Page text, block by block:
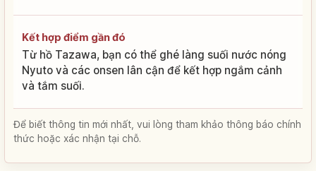
Kết hợp điểm gần đó
Từ hồ Tazawa, bạn có thể ghé làng suối nước nóng
Nyuto và các onsen lân cận để kết hợp ngắm cảnh
và tắm suối.
Để biết thông tin mới nhất, vui lòng tham khảo thông báo chính
thức hoặc xác nhận tại chỗ.